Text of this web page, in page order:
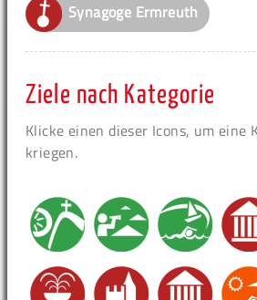
Synagoge Ermreuth
Ziele nach Kategorie
Klicke einen dieser Icons, um eine
kriegen.